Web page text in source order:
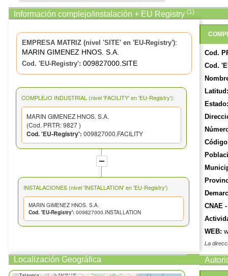
Información complejo/instalación + EU Registry (1)
EMPRESA MATRIZ (nivel 'SITE' en 'EU-Registry'):
MARIN GIMENEZ HNOS. S.A.
Cod. 'EU-Registry': 009827000.SITE
COMPLEJO INDUSTRIAL (nivel 'FACILITY' en 'EU-Registry'):
MARIN GIMENEZ HNOS. S.A.
(Cod. PRTR: 9827 )
Cod. 'EU-Registry': 009827000.FACILITY
INSTALACIONES (nivel 'INSTALLATION' en 'EU-Registry')
MARIN GIMENEZ HNOS. S.A.
Cod. 'EU-Registry': 009827000.INSTALLATION
Localización Geográfica
Cod.
Cod.
Latitud:
Estado:
CNAE
WEB:
La